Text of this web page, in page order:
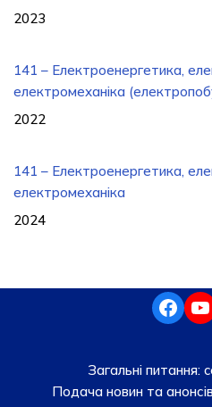
2023
141 – Електроенергетика,
електромеханіка
2022
141 – Електроенергетика,
електромеханіка
2024
Загальні питання:
Подача новин та